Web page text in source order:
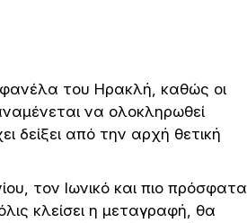
του Ηρακλή, καθώς οι
να ολοκληρωθεί
δείξει από την αρχή θετική
τον Ιωνικό και πιο πρόσφατα
κλείσει η μεταγραφή, θα